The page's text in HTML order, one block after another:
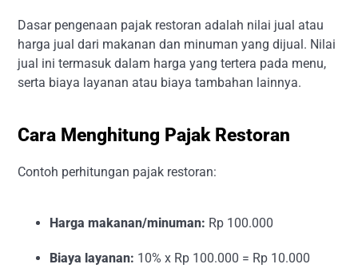
Dasar pengenaan pajak restoran adalah nilai jual atau
harga jual dari makanan dan minuman yang dijual. Nilai
jual ini termasuk dalam harga yang tertera pada menu,
serta biaya layanan atau biaya tambahan lainnya.
Cara Menghitung Pajak Restoran
Contoh perhitungan pajak restoran:
Harga makanan/minuman: Rp 100.000
Biaya layanan: 10% x Rp 100.000 = Rp 10.000